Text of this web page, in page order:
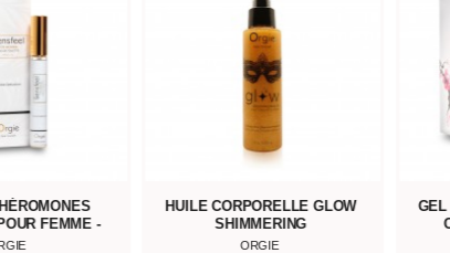
FEMME -
VOYAGE
HUILE CORPORELLE GLOW
SHIMMERING
ORGIE
GEL